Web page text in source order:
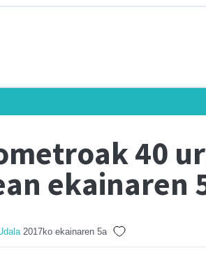
40
ekainaren
2017ko ekainaren 5a